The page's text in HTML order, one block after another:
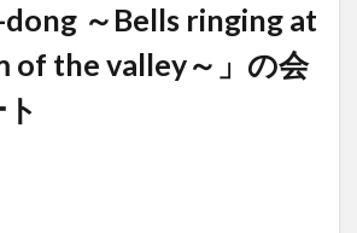
～Bells ringing at
of the valley～」の会